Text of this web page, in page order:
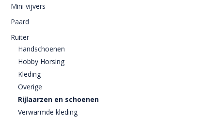
Mini vijvers
Paard
Ruiter
Handschoenen
Hobby Horsing
Kleding
Overige
Rijlaarzen en schoenen
Verwarmde kleding